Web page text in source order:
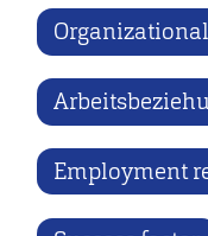
Employment